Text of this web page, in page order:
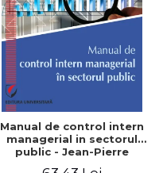
Manual de control intern
managerial in sectorul
public - Jean-Pierre